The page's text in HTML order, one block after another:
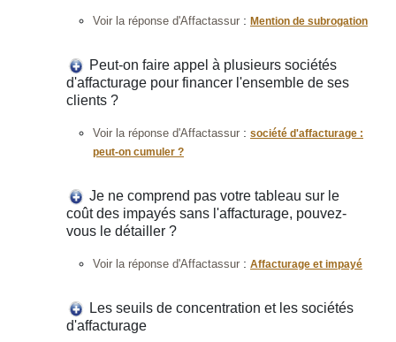
Voir la réponse d'Affactassur : Mention de subrogation
Peut-on faire appel à plusieurs sociétés
d'affacturage pour financer l'ensemble de ses
clients ?
Voir la réponse d'Affactassur : société d'affacturage :
peut-on cumuler ?
Je ne comprend pas votre tableau sur le
coût des impayés sans l'affacturage, pouvez-
vous le détailler ?
Voir la réponse d'Affactassur : Affacturage et impayé
Les seuils de concentration et les sociétés
d'affacturage